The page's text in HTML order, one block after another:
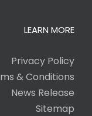
LEARN MORE
Privacy Policy
& Conditions
News Release
Sitemap